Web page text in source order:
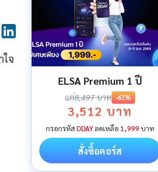
จ
ELSA Premium 1 ปี
แค่8,497 บาท -61%
3,512 บาท
กรอกรหัส DDAYลดเหลือ 1,999บาท
สั่งซื้อคอร์ส